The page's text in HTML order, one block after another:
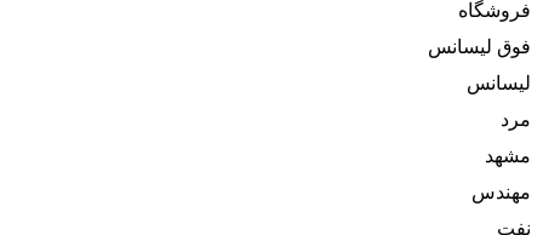
فروشگاه
فوق لیسانس
لیسانس
مرد
مشهد
مهندس
نفت